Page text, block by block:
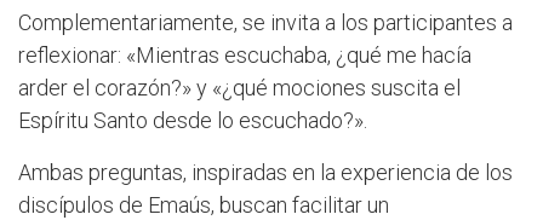
Complementariamente, se invita a los participantes a
reflexionar: «Mientras escuchaba, ¿qué me hacía
arder el corazón?» y «¿qué mociones suscita el
Espíritu Santo desde lo escuchado?».
Ambas preguntas, inspiradas en la experiencia de los
discípulos de Emaús, buscan facilitar un